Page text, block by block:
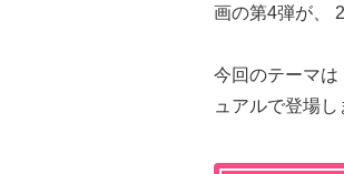
画の第4弾が、
今回のテーマ
ュアルで登場し